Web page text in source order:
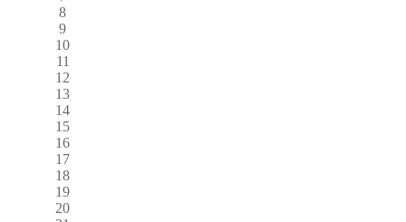
8
9
10
11
12
13
14
15
16
17
18
19
20